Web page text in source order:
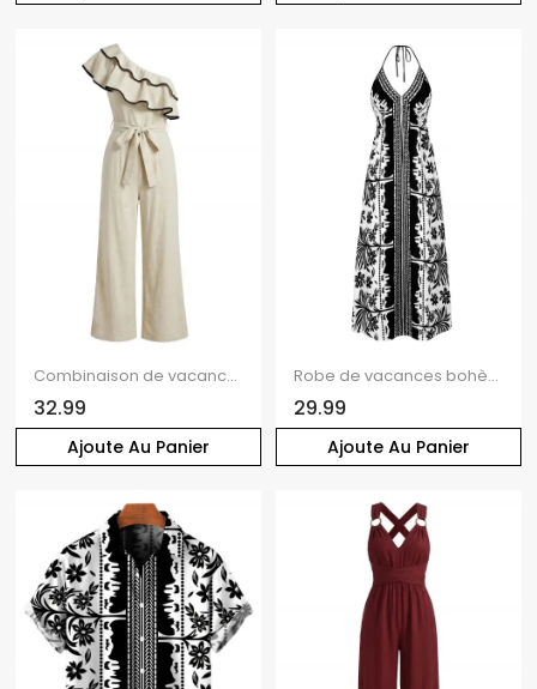
Ajoute Au Panier
Combinaison de vacances à jambes larges, volants superposés, col asymétrique et ceinture
32.99
Ajoute Au Panier
Robe de vacances bohème à imprimé floral et ethnique, bretelles spaghetti, robe maxi bohème
29.99